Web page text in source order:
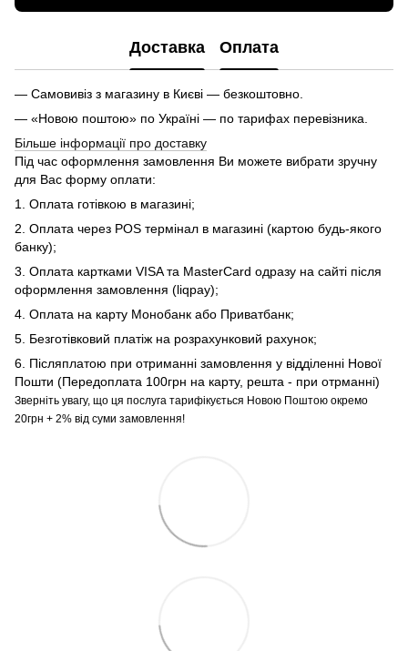
Доставка Оплата
— Самовивіз з магазину в Києві — безкоштовно.
— «Новою поштою» по Україні — по тарифах перевізника.
Більше інформації про доставку
Під час оформлення замовлення Ви можете вибрати зручну
для Вас форму оплати:
1. Оплата готівкою в магазині;
2. Оплата через POS термінал в магазині (картою будь-якого
банку);
3. Оплата картками VISA та MasterCard одразу на сайті після
оформлення замовлення (liqpay);
4. Оплата на карту Монобанк або Приватбанк;
5. Безготівковий платіж на розрахунковий рахунок;
6. Післяплатою при отриманні замовлення у відділенні Нової
Пошти (Передоплата 100грн на карту, решта - при отрманні)
Зверніть увагу, що ця послуга тарифікується Новою Поштою окремо
20грн + 2% від суми замовлення!